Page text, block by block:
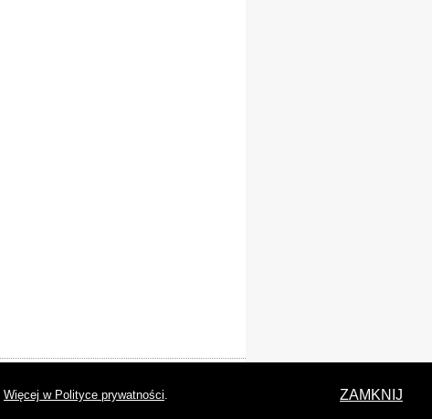
Więcej w Polityce prywatności. ZAMKNIJ